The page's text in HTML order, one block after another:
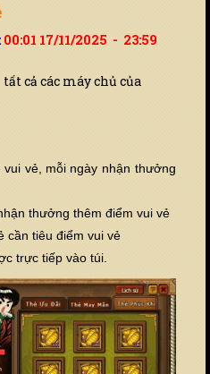
00:01 17/11/2025 - 23:59
tất cả các máy chủ của
vui vẻ, mỗi ngày nhận thưởng
thưởng thêm điểm vui vẻ
cần tiêu điểm vui vẻ
trực tiếp vào túi.